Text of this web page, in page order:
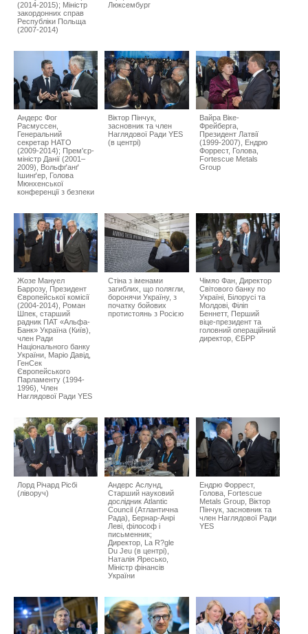
(2014-2015); Міністр
закордонних справ
Республіки Польща
(2007-2014)
Люксембург
Андерс Фог
Расмуссен,
Генеральний
секретар НАТО
(2009-2014); Прем'єр-
міністр Данії (2001–
2009), Вольфґанґ
Ішинґер, Голова
Мюнхенської
конференції з безпеки
Віктор Пінчук,
засновник та член
Наглядової Ради YES
(в центрі)
Вайра Віке-
Фрейберга,
Президент Латвії
(1999-2007), Ендрю
Форрест, Голова,
Fortescue Metals
Group
Жозе Мануел
Баррозу, Президент
Європейської комісії
(2004-2014), Роман
Шпек, старший
радник ПАТ «Альфа-
Банк» Україна (Київ),
член Ради
Національного банку
України, Маріо Давід,
ГенСек
Європейського
Парламенту (1994-
1996), Член
Наглядової Ради YES
Стіна з іменами
загиблих, що полягли,
боронячи Україну, з
початку бойових
протистоянь з Росією
Чімяо Фан, Директор
Світового банку по
Україні, Білорусі та
Молдові, Філіп
Беннетт, Перший
віце-президент та
головний операційний
директор, ЄБРР
Лорд Річард Рісбі
(ліворуч)
Андерс Аслунд,
Старший науковий
дослідник Atlantic
Council (Атлантична
Рада), Бернар-Анрі
Леві, філософ і
письменник;
Директор, La R?gle
Du Jeu (в центрі),
Наталія Яресько,
Міністр фінансів
України
Ендрю Форрест,
Голова, Fortescue
Metals Group, Віктор
Пінчук, засновник та
член Наглядової Ради
YES